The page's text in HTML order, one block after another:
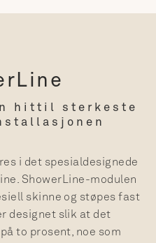
hittil sterkeste
i det spesialdesignede
ShowerLine-modulen
skinne og støpes fast
designet slik at det
to prosent, noe som